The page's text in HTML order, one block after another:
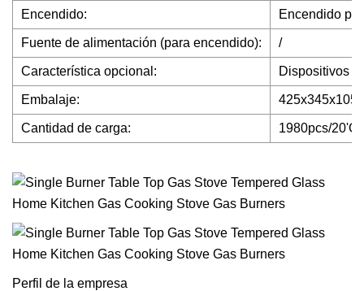
Encendido: Encendido
Fuente de alimentación (para encendido): /
Característica opcional: Dispositivos
Embalaje:
Cantidad de carga: 1980pcs/
Perfil de la empresa